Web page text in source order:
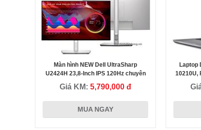
Màn hình NEW Dell UltraSharp
U2424H 23,8-Inch IPS 120Hz chuyên
đồ họa và văn phòng
Giá KM: 5,790,000 đ
MUA NGAY
Laptop
10210U,
Thầy giáo Nguyễn Tuấn Hải
mua ở đây rất nhiều sản phẩm, đồng thời cũng giới